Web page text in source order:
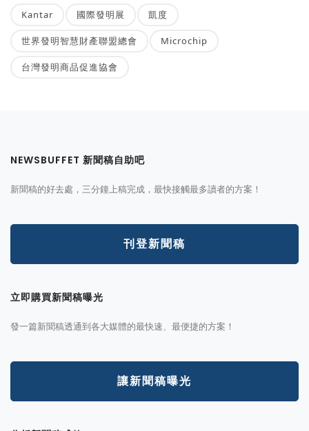
Kantar 國際發明展 凱度
世界發明智慧財產聯盟總會 Microchip
台灣發明商品促進協會
NEWSBUFFET 新聞稿自助吧
新聞稿的好去處，三分鐘上稿完成，最快接觸最多讀者的方案！
刊登新聞稿
立即購買新聞稿曝光
發一篇新聞稿透通到各大媒體的最快速、最便捷的方案！
讓新聞稿曝光